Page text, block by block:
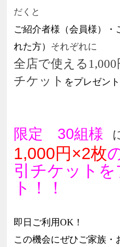
1,000円×2枚
引チケットをプレゼ
ト！！
即日ご利用OK！
この機会にぜひご家族・お友達と一
得に♥♥アカデミーを受講してみませ
ご紹介カードは店頭またはホームペー
ージ下）よりダウンロードできます。
必要事項をご記入の上、ご入会時にご
さい。
★入会には講座の受講申込が必要
せてお願いいたします。
※一部対象外の講座があります。
※WEBからお申込み支払いの手続